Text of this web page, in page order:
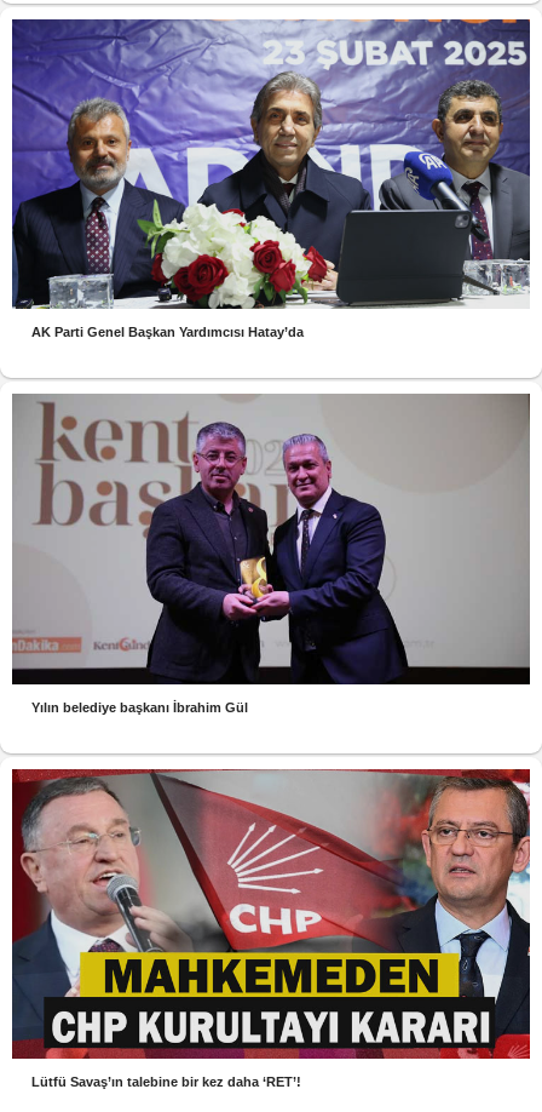
AK Parti Genel Başkan Yardımcısı Hatay’da
Yılın belediye başkanı İbrahim Gül
Lütfü Savaş’ın talebine bir kez daha ‘RET’!